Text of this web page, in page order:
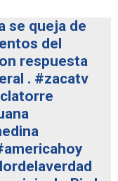
se queja de
del
respuesta
. #zacatv